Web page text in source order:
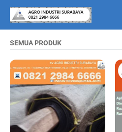
SEMUA PRODUK